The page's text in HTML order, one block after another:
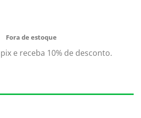
Fora de estoque
e receba 10% de desconto.